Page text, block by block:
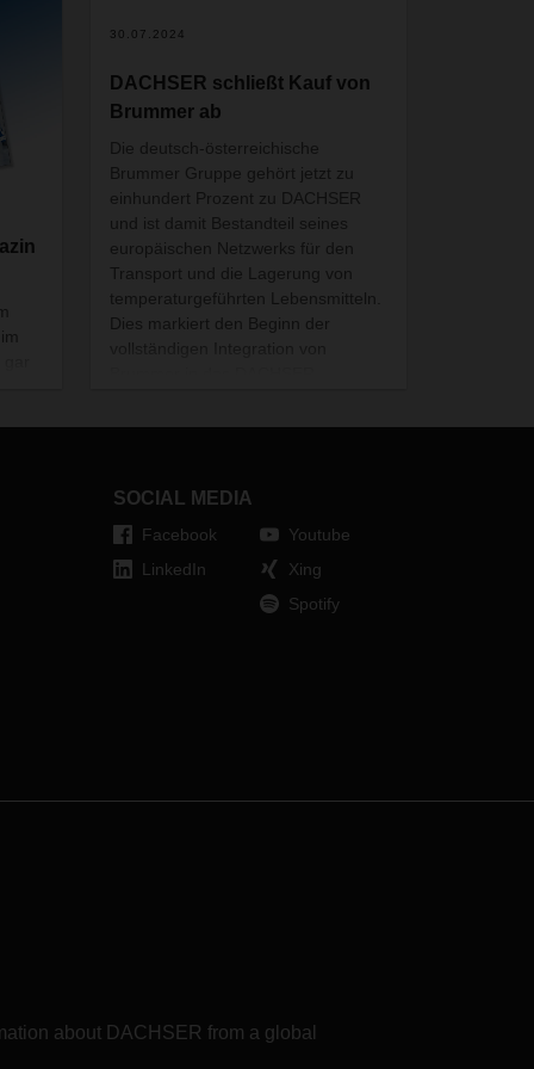
30.07.2024
DACHSER schließt Kauf von
Brummer ab
Die deutsch-österreichische
Brummer Gruppe gehört jetzt zu
einhundert Prozent zu DACHSER
und ist damit Bestandteil seines
europäischen Netzwerks für den
Transport und die Lagerung von
temperaturgeführten Lebensmitteln.
Dies markiert den Beginn der
einheitlichen Qualitätsstandards
SOCIAL MEDIA
Facebook
LinkedIn
Youtube
Xing
Spotify
about DACHSER from a global